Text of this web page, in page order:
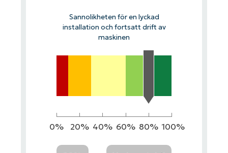
Sannolikheten för en lyckad
installation och fortsatt drift av
maskinen
0% 20% 40% 60% 80% 100%